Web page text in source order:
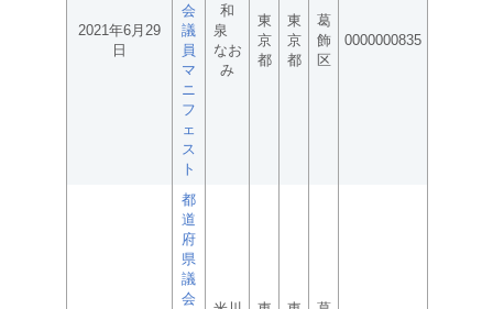
2021年6月29
日
会
議
員
マ
ニ
フ
ェ
ス
ト
和
泉
なお
み
東
京
都
東
京
都
葛
飾
区
0000000835
都
道
府
県
議
会